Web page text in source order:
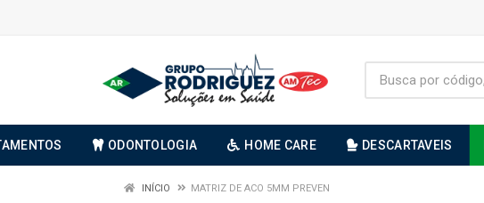
ODONTOLOGIA HOME CARE DESCARTAVEIS
INÍCIO MATRIZ DE ACO 5MM PREVEN